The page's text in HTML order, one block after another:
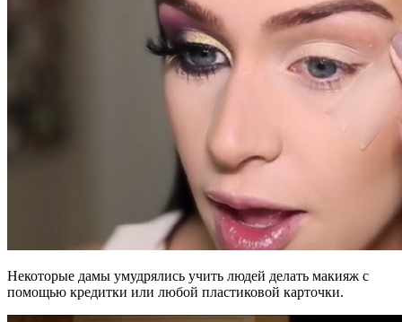
Некоторые дамы умудрялись учить людей делать макияж с
помощью кредитки или любой пластиковой карточки.